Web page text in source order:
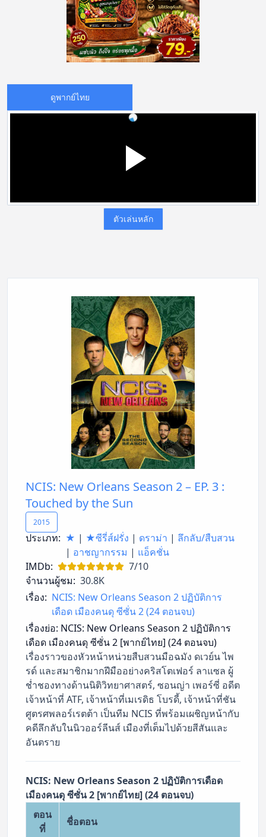
ดูพากย์ไทย
ตัวเล่นหลัก
NCIS: New Orleans Season 2 – EP. 3 :
Touched by the Sun
2015
ประเภท: ★ | ★ซีรี่ส์ฝรั่ง | ดราม่า | ลึกลับ/สืบสวน
| อาชญากรรม | แอ็คชั่น
IMDb:
7/10
จำนวนผู้ชม: 30.8K
เรื่อง: NCIS: New Orleans Season 2 ปฏิบัติการ
เดือด เมืองคนดุ ซีซั่น 2 (24 ตอนจบ)
เรื่องย่อ: NCIS: New Orleans Season 2 ปฏิบัติการ
เดือด เมืองคนดุ ซีซั่น 2 [พากย์ไทย] (24 ตอนจบ)
เรื่องราวของหัวหน้าหน่วยสืบสวนมือฉมัง ดเวย์น ไพ
รด์ และสมาชิกมากฝีมืออย่างคริสโตเฟอร์ ลาแซล ผู้
ช่ำชองทางด้านนิติวิทยาศาสตร์, ซอนญ่า เพอร์ซี่ อดีต
เจ้าหน้าที่ ATF, เจ้าหน้าที่เมเรดิธ โบรดี้, เจ้าหน้าที่ชัน
ศูตรศพลอร์เรตต้า เป็นทีม NCIS ที่พร้อมเผชิญหน้ากับ
คดีลึกลับในนิวออร์ลีนส์ เมืองที่เต็มไปด้วยสีสันและ
อันตราย
NCIS: New Orleans Season 2 ปฏิบัติการเดือด
เมืองคนดุ ซีซั่น 2 [พากย์ไทย] (24 ตอนจบ)
ตอน
ที่
ชื่อตอน